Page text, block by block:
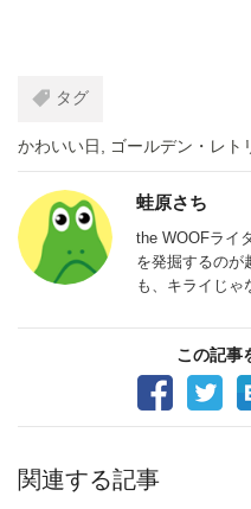
タグ
かわいい日 ゴールデン・レト
蛙原さち
the WOOFライ
を発掘するのが
も、キライじゃ
この記事
関連する記事